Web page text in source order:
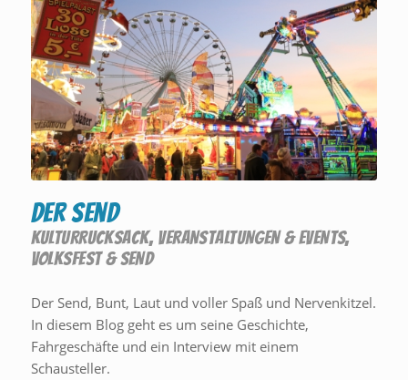
Der Send
KULTURRUCKSACK, VERANSTALTUNGEN & EVENTS,
VOLKSFEST & SEND
Der Send, Bunt, Laut und voller Spaß und Nervenkitzel.
In diesem Blog geht es um seine Geschichte,
Fahrgeschäfte und ein Interview mit einem
Schausteller.